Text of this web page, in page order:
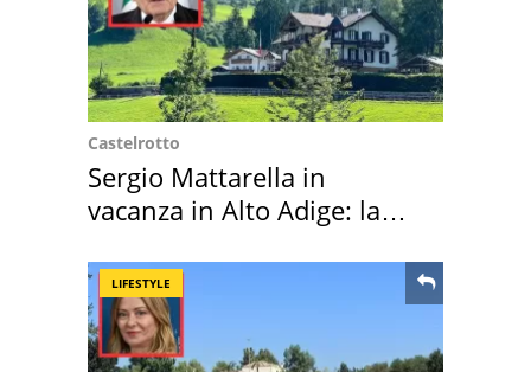
Castelrotto
Sergio Mattarella in
vacanza in Alto Adige: la
LIFESTYLE